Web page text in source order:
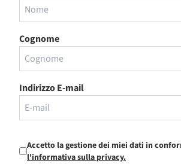
Cognome
Indirizzo E-mail
Accetto la gestione dei miei dati in
l'informativa sulla privacy.